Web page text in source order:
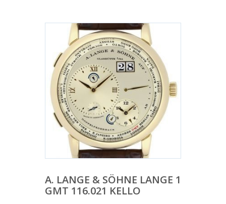
A. LANGE & SÖHNE LANGE 1
GMT 116.021 KELLO